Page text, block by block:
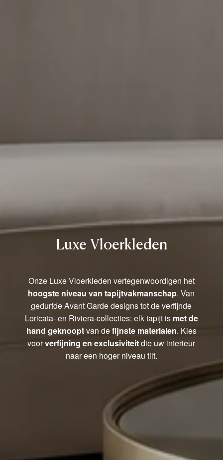
Luxe Vloerkleden
Onze Luxe Vloerkleden vertegenwoordigen het
hoogste niveau van tapijtvakmanschap. Van
gedurfde Avant Garde designs tot de verfijnde
Loricata- en Riviera-collecties: elk tapijt is met de
hand geknooptvan defijnste materialen. Kies
voorverfijning en exclusiviteitdie uw interieur
naar een hoger niveau tilt.